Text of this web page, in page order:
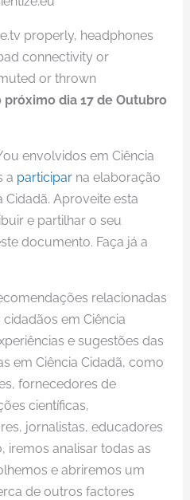
properly, headphones
connectivity or
or thrown
dia 17 de Outubro
envolvidos em Ciência
a participarna elaboração
Cidadã. Aproveite esta
e partilhar o seu
documento. Faça já a
relacionadas
em Ciência
e sugestões das
em Ciência Cidadã, como
fornecedores de
científicas,
jornalistas, educadores
iremos analisar todas as
e abriremos um
de outros factores